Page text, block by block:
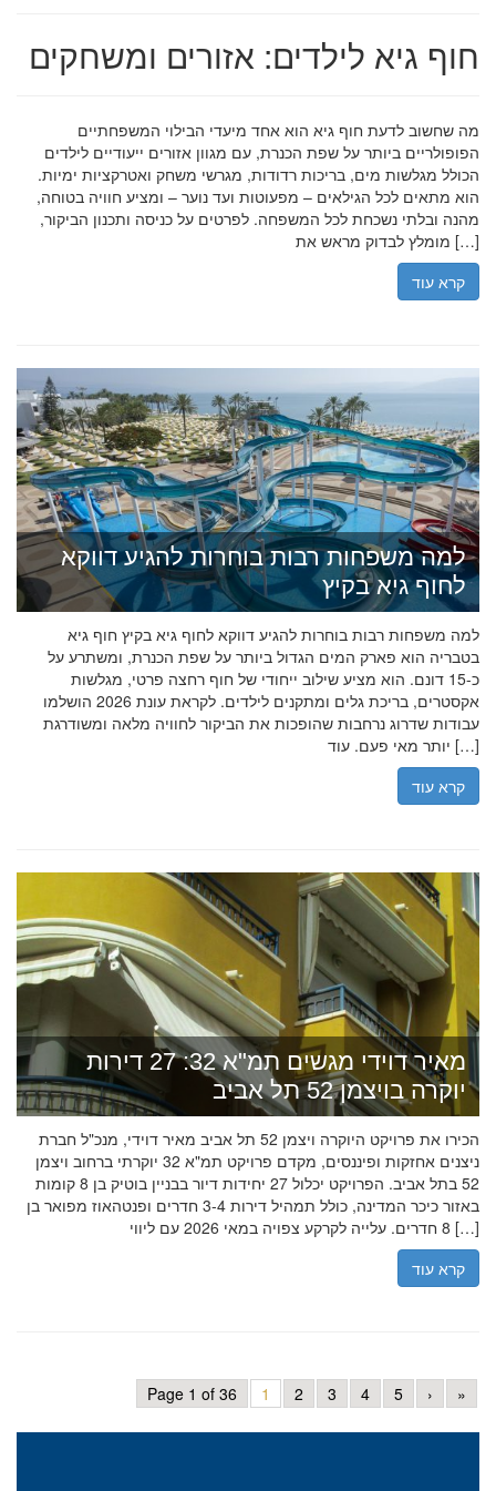
חוף גיא לילדים: אזורים ומשחקים
מה שחשוב לדעת חוף גיא הוא אחד מיעדי הבילוי המשפחתיים
הפופולריים ביותר על שפת הכנרת, עם מגוון אזורים ייעודיים לילדים
הכולל מגלשות מים, בריכות רדודות, מגרשי משחק ואטרקציות ימיות.
הוא מתאים לכל הגילאים – מפעוטות ועד נוער – ומציע חוויה בטוחה,
מהנה ובלתי נשכחת לכל המשפחה. לפרטים על כניסה ותכנון הביקור,
מומלץ לבדוק מראש את […]
קרא עוד
למה משפחות רבות בוחרות להגיע דווקא
לחוף גיא בקיץ
למה משפחות רבות בוחרות להגיע דווקא לחוף גיא בקיץ חוף גיא
בטבריה הוא פארק המים הגדול ביותר על שפת הכנרת, ומשתרע על
כ-15 דונם. הוא מציע שילוב ייחודי של חוף רחצה פרטי, מגלשות
אקסטרים, בריכת גלים ומתקנים לילדים. לקראת עונת 2026 הושלמו
עבודות שדרוג נרחבות שהופכות את הביקור לחוויה מלאה ומשודרגת
יותר מאי פעם. עוד […]
קרא עוד
מאיר דוידי מגשים תמ"א 32: 27 דירות
יוקרה בויצמן 52 תל אביב
הכירו את פרויקט היוקרה ויצמן 52 תל אביב מאיר דוידי, מנכ"ל חברת
ניצנים אחזקות ופיננסים, מקדם פרויקט תמ"א 32 יוקרתי ברחוב ויצמן
52 בתל אביב. הפרויקט יכלול 27 יחידות דיור בבניין בוטיק בן 8 קומות
באזור כיכר המדינה, כולל תמהיל דירות 3-4 חדרים ופנטהאוז מפואר בן
8 חדרים. עלייה לקרקע צפויה במאי 2026 עם ליווי […]
קרא עוד
Page 1 of 36 1 2 3 4 5 › »